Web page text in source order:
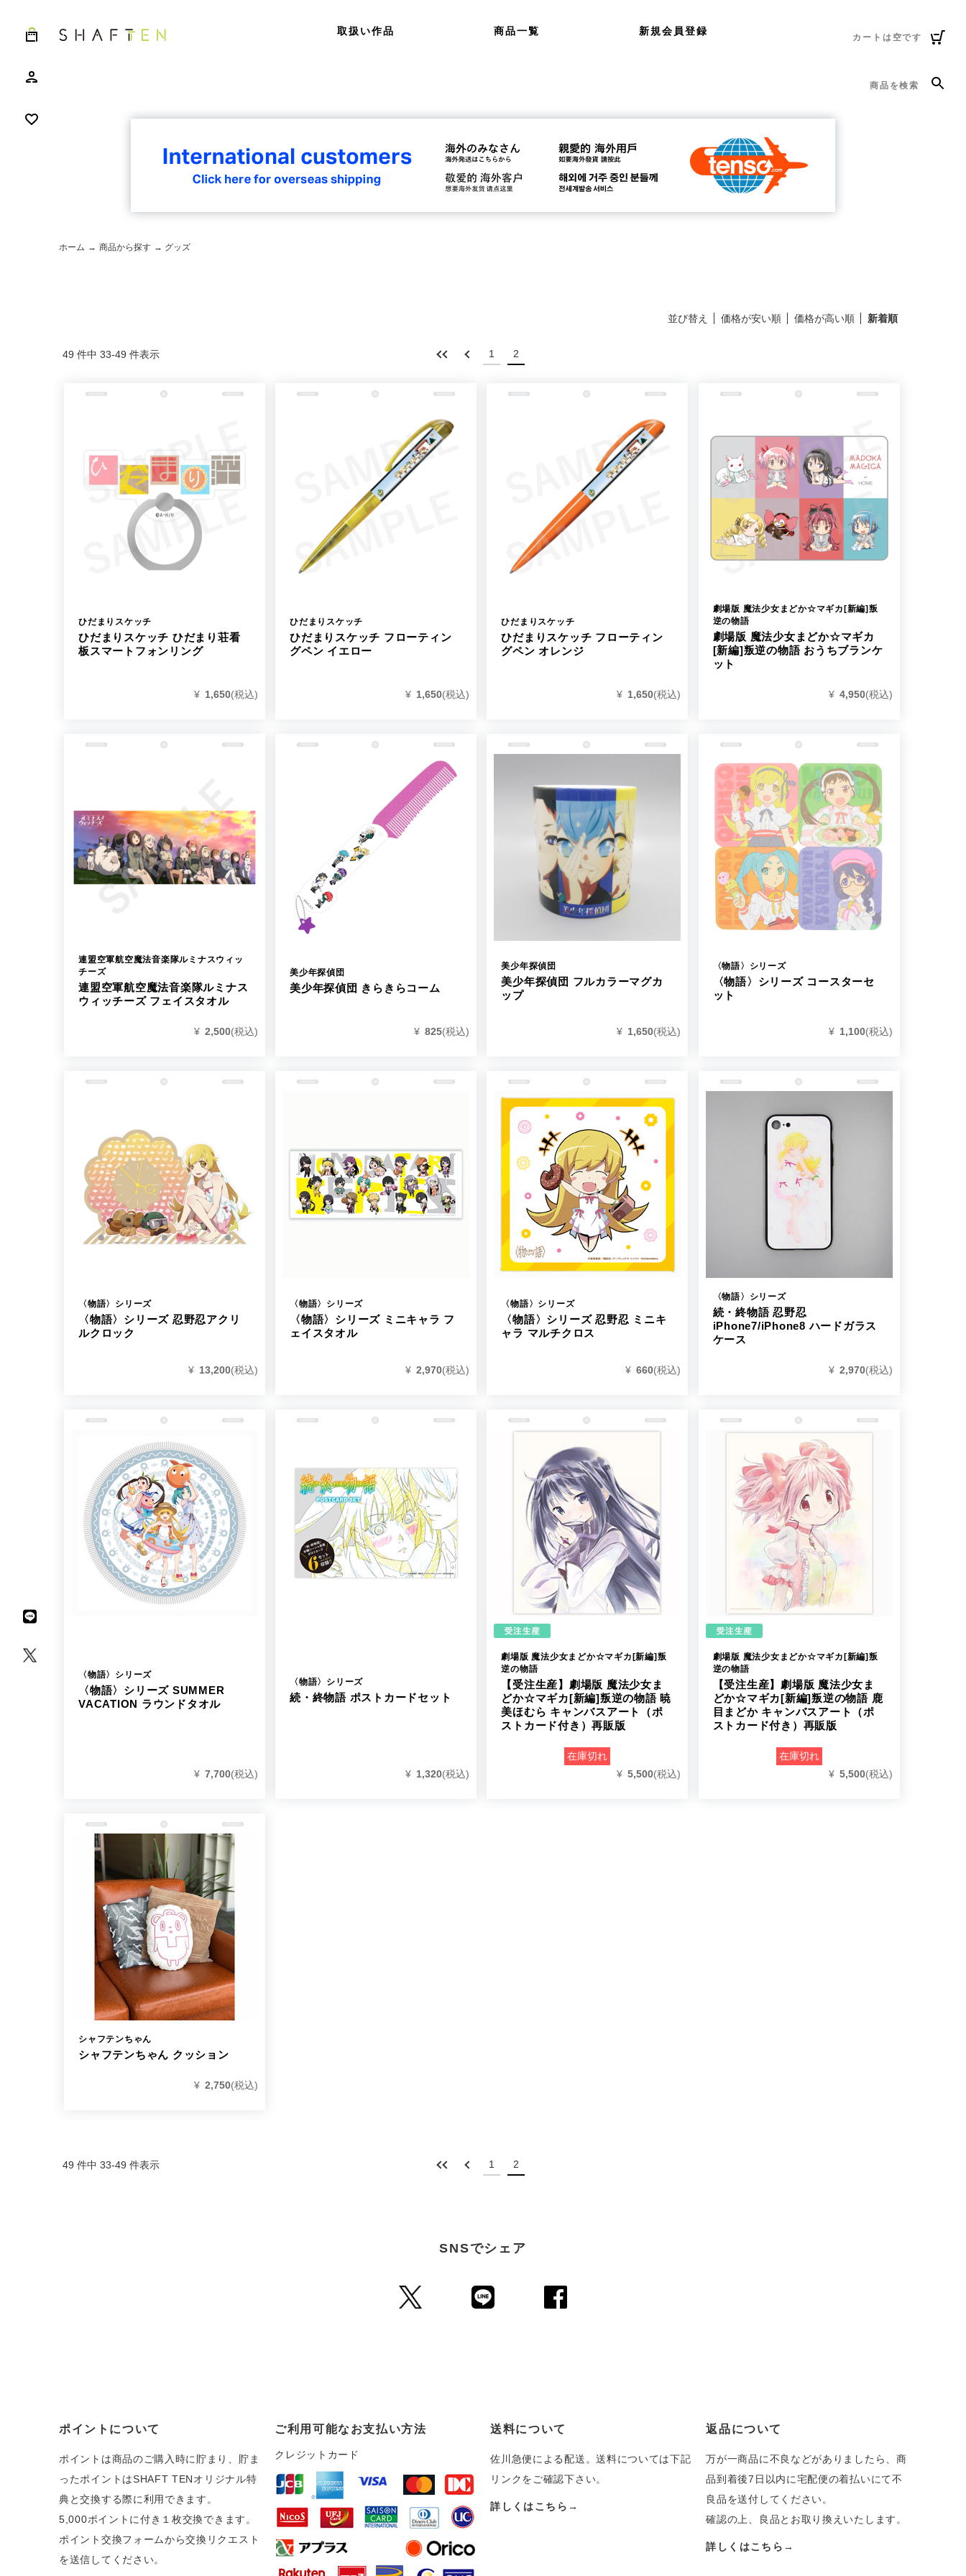
取扱い作品 商品一覧 新規会員登録
カートは空です
商品を検索
ホーム → 商品から探す → グッズ
並び替え 価格が安い順 価格が高い順 新着順
49 件中 33-49 件表示 1 2
ひだまりスケッチ
ひだまりスケッチ ひだまり荘看
板スマートフォンリング
¥ 1,650(税込)
ひだまりスケッチ
ひだまりスケッチ フローティン
グペン イエロー
¥ 1,650(税込)
ひだまりスケッチ
ひだまりスケッチ フローティン
グペン オレンジ
¥ 1,650(税込)
劇場版 魔法少女まどか☆マギカ[新編]叛
逆の物語
劇場版 魔法少女まどか☆マギカ
[新編]叛逆の物語 おうちブランケ
ット
¥ 4,950(税込)
連盟空軍航空魔法音楽隊ルミナスウィッ
チーズ
連盟空軍航空魔法音楽隊ルミナス
ウィッチーズ フェイスタオル
¥ 2,500(税込)
美少年探偵団
美少年探偵団 きらきらコーム
¥ 825(税込)
美少年探偵団
美少年探偵団 フルカラーマグカ
ップ
¥ 1,650(税込)
〈物語〉シリーズ
〈物語〉シリーズ コースターセ
ット
¥ 1,100(税込)
〈物語〉シリーズ
〈物語〉シリーズ 忍野忍アクリ
ルクロック
¥ 13,200(税込)
〈物語〉シリーズ
〈物語〉シリーズ ミニキャラ フ
ェイスタオル
¥ 2,970(税込)
〈物語〉シリーズ
〈物語〉シリーズ 忍野忍 ミニキ
ャラ マルチクロス
¥ 660(税込)
〈物語〉シリーズ
続・終物語 忍野忍
iPhone7/iPhone8 ハードガラス
ケース
¥ 2,970(税込)
〈物語〉シリーズ
〈物語〉シリーズ SUMMER
VACATION ラウンドタオル
¥ 7,700(税込)
〈物語〉シリーズ
続・終物語 ポストカードセット
¥ 1,320(税込)
劇場版 魔法少女まどか☆マギカ[新編]叛
逆の物語
【受注生産】劇場版 魔法少女ま
どか☆マギカ[新編]叛逆の物語 暁
美ほむら キャンバスアート（ポ
ストカード付き）再販版
在庫切れ
¥ 5,500(税込)
劇場版 魔法少女まどか☆マギカ[新編]叛
逆の物語
【受注生産】劇場版 魔法少女ま
どか☆マギカ[新編]叛逆の物語 鹿
目まどか キャンバスアート（ポ
ストカード付き）再販版
在庫切れ
¥ 5,500(税込)
シャフテンちゃん
シャフテンちゃん クッション
¥ 2,750(税込)
49 件中 33-49 件表示 1 2
SNSでシェア
ポイントについて
ポイントは商品のご購入時に貯まり、貯ま
ったポイントはSHAFT TENオリジナル特
典と交換する際に利用できます。
5,000ポイントに付き１枚交換できます。
ポイント交換フォームから交換リクエスト
を送信してください。
ご利用可能なお支払い方法
クレジットカード
送料について
佐川急便による配送。送料については下記
リンクをご確認下さい。
詳しくはこちら→
返品について
万が一商品に不良などがありましたら、商
品到着後7日以内に宅配便の着払いにて不
良品を送付してください。
確認の上、良品とお取り換えいたします。
詳しくはこちら→